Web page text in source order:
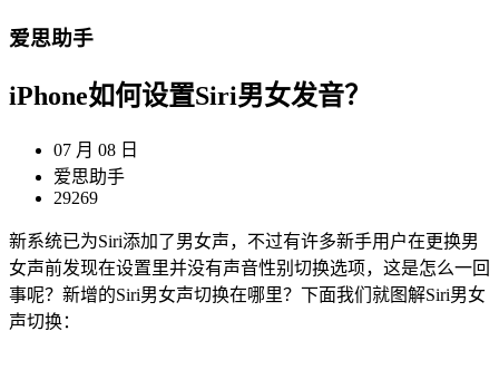
爱思助手
iPhone如何设置Siri男女发音？
07 月 08 日
爱思助手
29269
新系统已为Siri添加了男女声，不过有许多新手用户在更换男
女声前发现在设置里并没有声音性别切换选项，这是怎么一回
事呢？新增的Siri男女声切换在哪里？下面我们就图解Siri男女
声切换：